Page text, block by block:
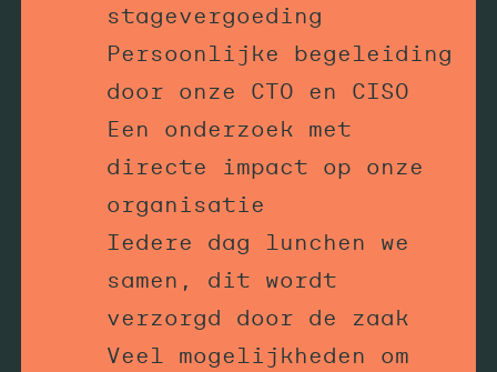
stagevergoeding
Persoonlijke begeleiding
door onze CTO en CISO
Een onderzoek met
directe impact op onze
organisatie
Iedere dag lunchen we
samen, dit wordt
verzorgd door de zaak
Veel mogelijkheden om